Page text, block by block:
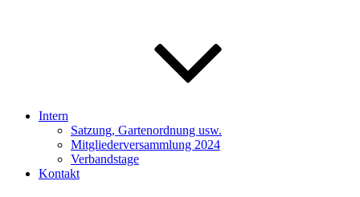
Intern
Satzung, Gartenordnung usw.
Mitgliederversammlung 2024
Verbandstage
Kontakt